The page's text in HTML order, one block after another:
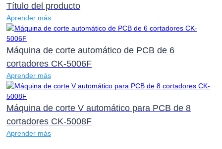
Título del producto
Aprender más
Máquina de corte automático de PCB de 6
cortadores CK-5006F
Aprender más
Máquina de corte V automático para PCB de 8
cortadores CK-5008F
Aprender más